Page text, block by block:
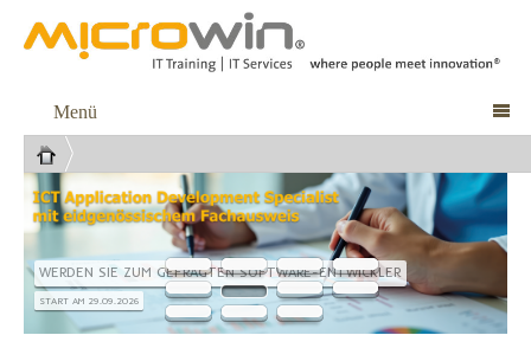
Menü 
WERDEN SIE ZUM GEFRAGTEN SOFTWARE-ENTWICKLER
START AM 29.09.2026